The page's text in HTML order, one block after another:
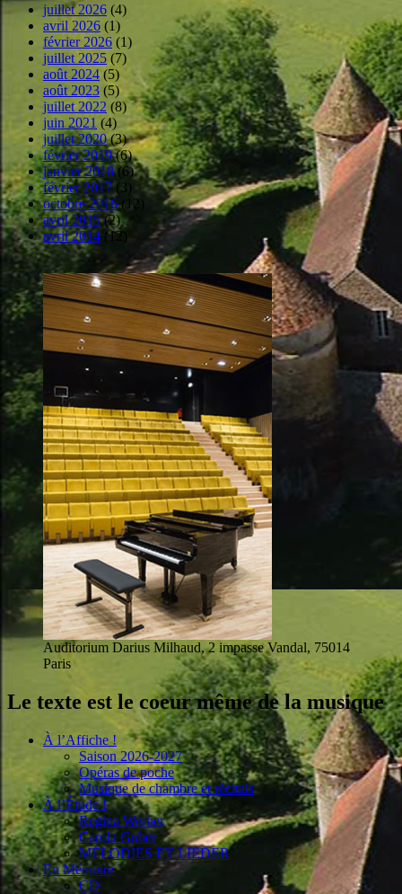
juillet 2026 (4)
avril 2026 (1)
février 2026 (1)
juillet 2025 (7)
août 2024 (5)
août 2023 (5)
juillet 2022 (8)
juin 2021 (4)
juillet 2020(3)
février 2019(6)
janvier 2018(6)
février 2017(3)
octobre 2016(12)
avril 2015(2)
avril 2014 (12)
Auditorium Darius Milhaud, 2 impasse Vandal, 75014
Paris
Le texte est le coeur même de la musique
À l’Affiche !
Saison 2026-2027
Opéras de poche
Musique de chambre et récitals
À l’Étude !
Regina Werner
Carola Guber
MÉLODIES ET LIEDER
En Mémoire
CD